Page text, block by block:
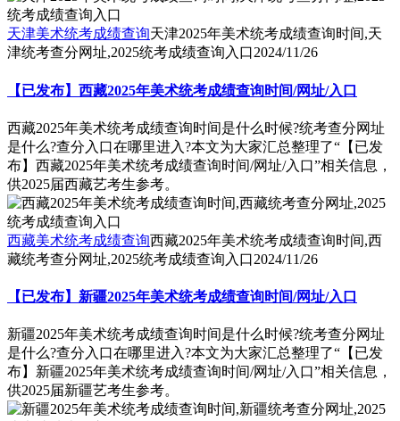
天津美术统考成绩查询天津2025年美术统考成绩查询时间,天
津统考查分网址,2025统考成绩查询入口2024/11/26
【已发布】西藏2025年美术统考成绩查询时间/网址/入口
西藏2025年美术统考成绩查询时间是什么时候?统考查分网址
是什么?查分入口在哪里进入?本文为大家汇总整理了“【已发
布】西藏2025年美术统考成绩查询时间/网址/入口”相关信息，
供2025届西藏艺考生参考。
西藏美术统考成绩查询西藏2025年美术统考成绩查询时间,西
藏统考查分网址,2025统考成绩查询入口2024/11/26
【已发布】新疆2025年美术统考成绩查询时间/网址/入口
新疆2025年美术统考成绩查询时间是什么时候?统考查分网址
是什么?查分入口在哪里进入?本文为大家汇总整理了“【已发
布】新疆2025年美术统考成绩查询时间/网址/入口”相关信息，
供2025届新疆艺考生参考。